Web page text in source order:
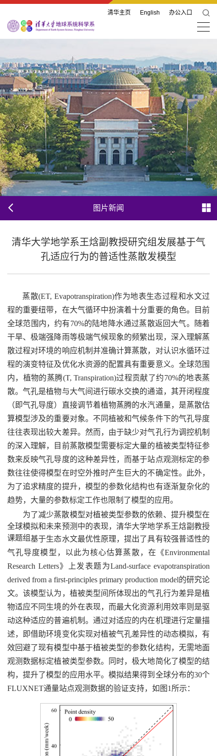
清华主页 English 办公入口
图片新闻
清华大学地学系王焓副教授研究组发展基于气
孔适应行为的普适性蒸散发模型
蒸散(ET, Evapotranspiration)作为地表生态过程和水文过
程的重要纽带，在大气循环中扮演着十分重要的角色。目前
全球范围内，约有70%的陆地降水通过蒸散返回大气。随着
干旱、极端强降雨等极端气候现象的频繁出现，深入理解蒸
散过程对环境的响应机制并准确计算蒸散，对认识水循环过
程的演变特征及优化水资源的配置具有重要意义。全球范围
内，植物的蒸腾(T, Transpiration)过程贡献了约70%的地表蒸
散。气孔是植物与大气间进行碳水交换的通道，其开闭程度
（即气孔导度）直接调节着植物蒸腾的水汽通量，是蒸散估
算模型涉及的重要对象。不同植被和气候条件下的气孔导度
往往表现出较大差异。然而，由于缺少对气孔行为调控机制
的深入理解，目前蒸散模型需要标定大量的植被类型特征参
数来反映气孔导度的这种差异性，而基于站点观测标定的参
数往往使得模型在时空外推时产生巨大的不确定性。此外，
为了追求精度的提升，模型的参数化结构也有逐渐复杂化的
趋势，大量的参数标定工作也限制了模型的应用。
为了减少蒸散模型对植被类型参数的依赖、提升模型在
全球模拟和未来预测中的表现，清华大学地学系王焓副教授
课题组基于生态水文最优性原理，提出了具有较强普适性的
气孔导度模型，以此为核心估算蒸散，在《Environmental
Research Letters》上发表题为Land-surface evapotranspiration
derived from a first-principles primary production model的研究论
文。该模型认为，植被类型间所体现出的气孔行为差异是植
物适应不同生境的外在表现，而最大化资源利用效率则是驱
动这种适应的普遍机制。通过对适应的内在机理进行定量描
述，即借助环境变化实现对植被气孔差异性的动态模拟，有
效回避了现有模型中基于植被类型的参数化结构，无需地面
观测数据标定植被类型参数。同时，极大地简化了模型的结
构，提升了模型的应用水平。模拟结果得到全球分布的30个
FLUXNET通量站点观测数据的验证支持，如图1所示：